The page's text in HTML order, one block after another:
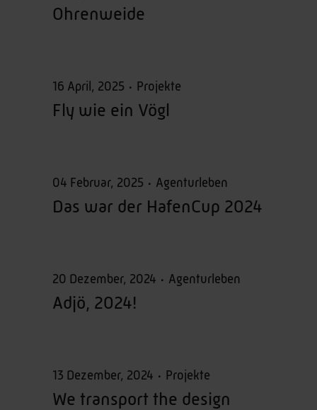
Ohrenweide
16 April, 2025 Projekte
Fly wie ein Vögl
04 Februar, 2025 Agenturleben
Das war der HafenCup 2024
20 Dezember, 2024 Agenturleben
Adjö, 2024!
13 Dezember, 2024 Projekte
We transport the design